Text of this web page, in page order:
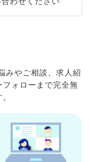
みやご相談、求人紹
ォローまで完全無